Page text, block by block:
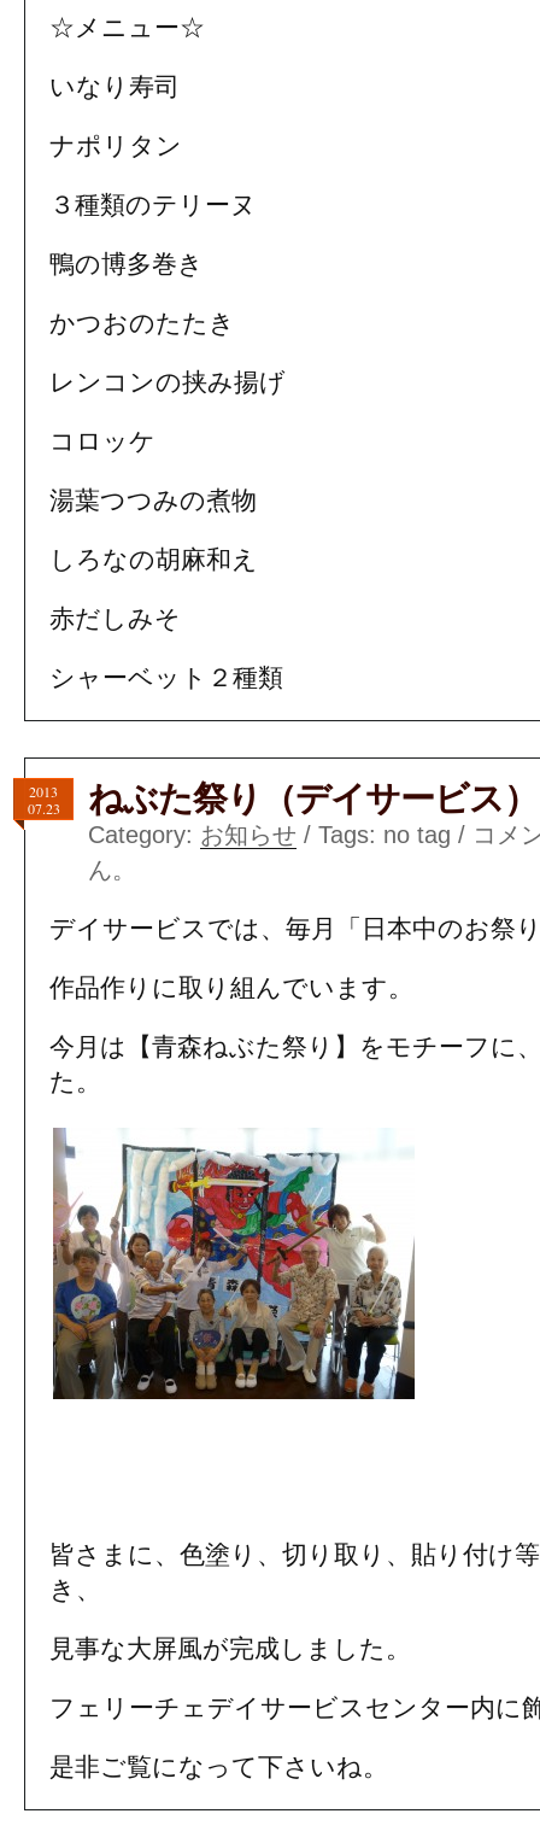
☆メニュー☆
いなり寿司
ナポリタン
３種類のテリーヌ
鴨の博多巻き
かつおのたたき
レンコンの挟み揚げ
コロッケ
湯葉つつみの煮物
しろなの胡麻和え
赤だしみそ
シャーベット２種類
2013
07.23
ねぶた祭り（デイサービス）
Category: お知らせ / Tags: no tag / コメ
ん。
デイサービスでは、毎月「日本中のお祭
作品作りに取り組んでいます。
今月は【青森ねぶた祭り】をモチーフに
た。
皆さまに、色塗り、切り取り、貼り付け
き、
見事な大屏風が完成しました。
フェリーチェデイサービスセンター内に
是非ご覧になって下さいね。